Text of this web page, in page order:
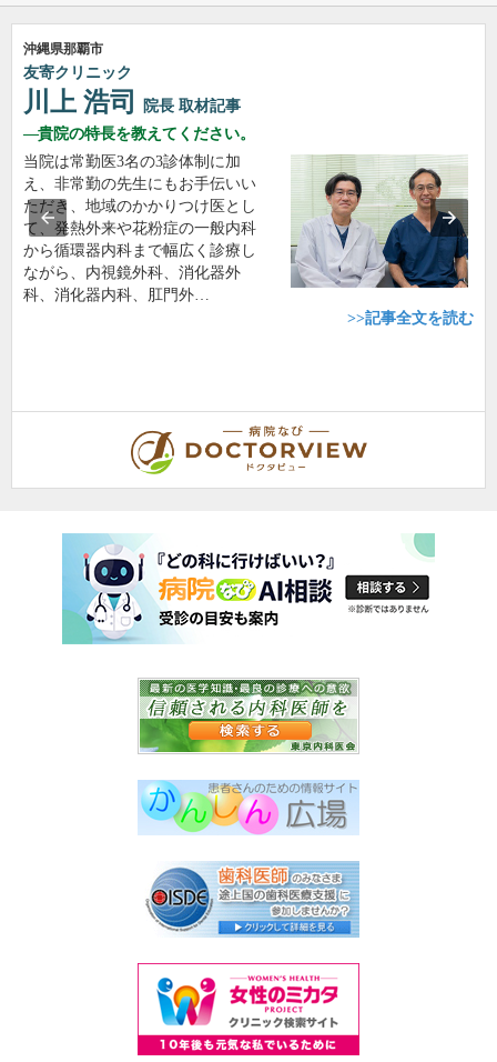
沖縄県那覇市
友寄クリニック
川上 浩司 院長 取材記事
貴院の特長を教えてください。
当院は常勤医3名の3診体制に加
え、非常勤の先生にもお手伝いい
ただき、地域のかかりつけ医とし
て、発熱外来や花粉症の一般内科
から循環器内科まで幅広く診療し
ながら、内視鏡外科、消化器外
科、消化器内科、肛門外…
>>記事全文を読む